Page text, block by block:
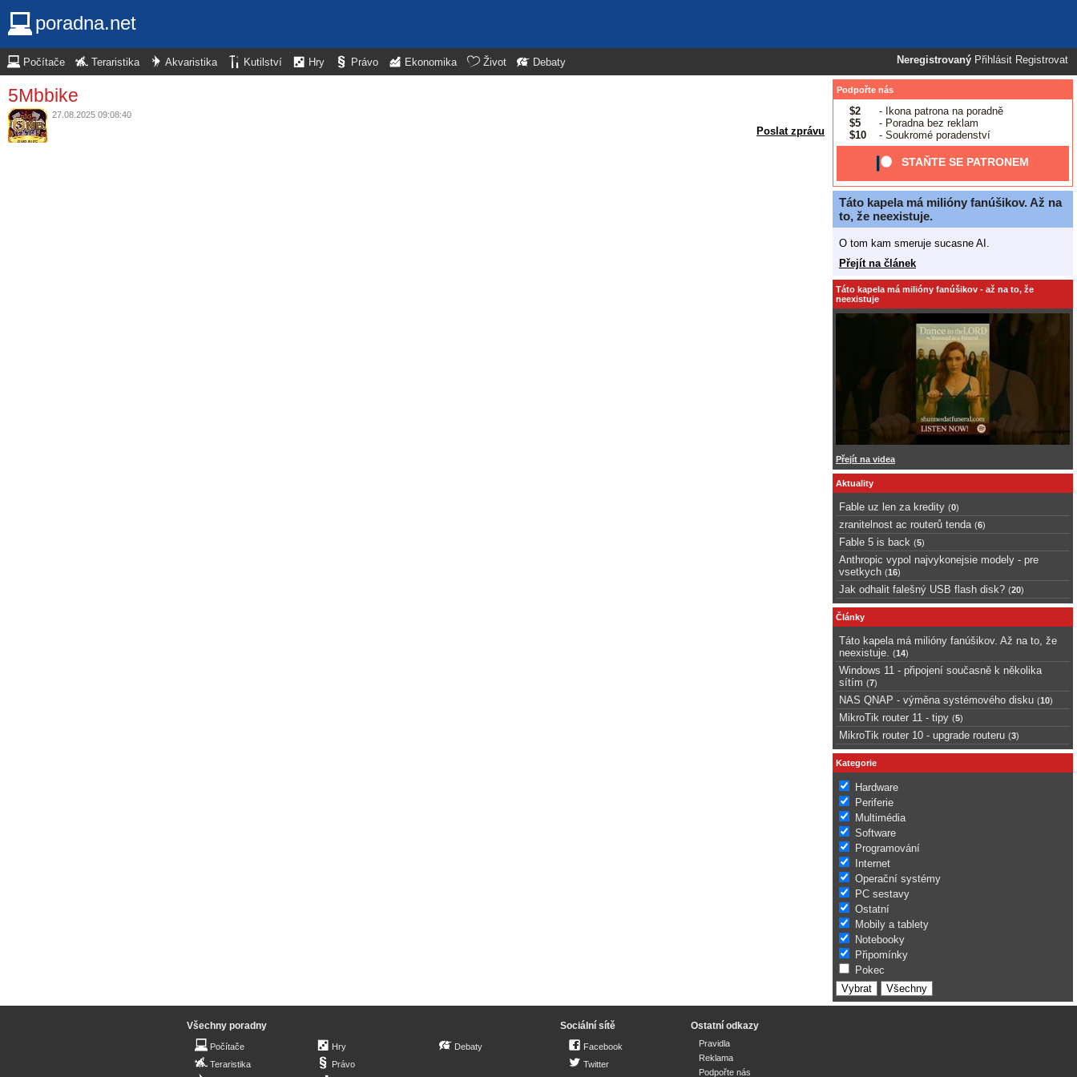
poradna.net
Neregistrovaný Přihlásit Registrovat
Počítače Teraristika Akvaristika Kutilství Hry Právo Ekonomika Život Debaty
5Mbbike
27.08.2025 09:08:40
Poslat zprávu
Podpořte nás
$2
- Ikona patrona na poradně
$5
- Poradna bez reklam
$10
- Soukromé poradenství
STAŇTE SE PATRONEM
Táto kapela má milióny fanúšikov. Až na
to, že neexistuje.
O tom kam smeruje sucasne AI.
Přejít na článek
Táto kapela má milióny fanúšikov - až na to, že
neexistuje
Přejít na videa
Aktuality
Fable uz len za kredity (0)
zranitelnost ac routerů tenda (6)
Fable 5 is back (5)
Anthropic vypol najvykonejsie modely - pre
vsetkych (16)
Jak odhalit falešný USB flash disk? (20)
Články
Táto kapela má milióny fanúšikov. Až na to, že
neexistuje.
(14)
Windows 11 - připojení současně k několika
sítím (7)
NAS QNAP - výměna systémového disku (10)
MikroTik router 11 - tipy (5)
MikroTik router 10 - upgrade routeru (3)
Kategorie
Hardware
Periferie
Multimédia
Software
Programování
Internet
Operační systémy
PC sestavy
Ostatní
Mobily a tablety
Notebooky
Připomínky
Pokec
Všechny poradny
Počítače
Teraristika
Hry
Právo
Debaty
Sociální sítě
Facebook
Twitter
Ostatní odkazy
Pravidla
Reklama
Podpořte nás